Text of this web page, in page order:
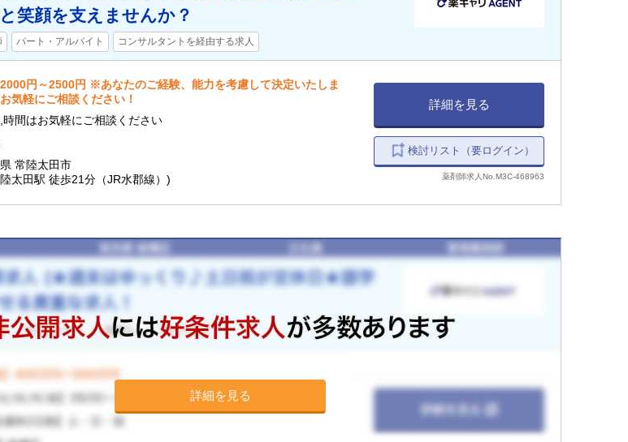
笑顔を支えませんか？
パート・アルバイト コンサルタントを経由する求人
円～2500円 ※あなたのご経験、能力を考慮して決定いたしま
気軽にご相談ください！
時間はお気軽にご相談ください
常陸太田市
太田駅 徒歩21分（JR水郡線）)
詳細を見る
検討リスト（要ログイン）
薬剤師求人No.M3C-468963
詳細を見る